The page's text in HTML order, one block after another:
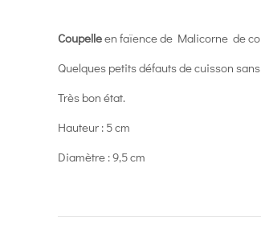
Coupelleen faïence de Malicorne de
Quelques petits défauts de cuisson
Très bon état.
Hauteur : 5 cm
Diamètre : 9,5 cm